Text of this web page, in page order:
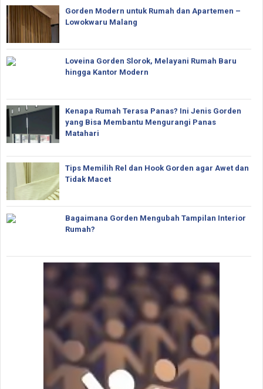
Gorden Modern untuk Rumah dan Apartemen –
Lowokwaru Malang
Loveina Gorden Slorok, Melayani Rumah Baru
hingga Kantor Modern
Kenapa Rumah Terasa Panas? Ini Jenis Gorden
yang Bisa Membantu Mengurangi Panas
Matahari
Tips Memilih Rel dan Hook Gorden agar Awet dan
Tidak Macet
Bagaimana Gorden Mengubah Tampilan Interior
Rumah?